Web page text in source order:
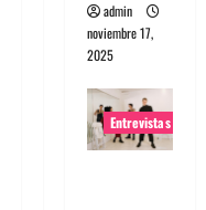
admin
noviembre 17,
2025
Entrevistas